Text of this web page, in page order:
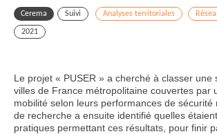
Cerema Suivi Analyses territoriales
2021
Le projet « PUSER » a cherché à classer une
villes de France métropolitaine couvertes par
mobilité selon leurs performances de sécurité
de recherche a ensuite identifié quelles
pratiques permettant ces résultats, pour finir